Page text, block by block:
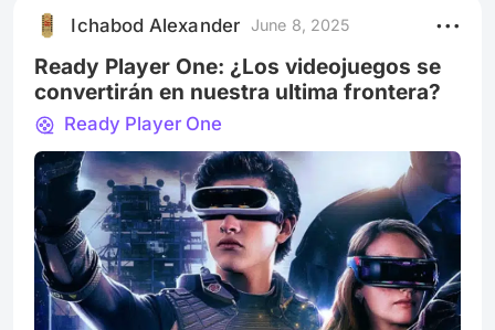
Cradle). Cuando los dinosaurios retomaron la
tierra: Jurassic World, el parque de a
Ichabod Alexander June 8, 2025
Ready Player One: ¿Los videojuegos se
convertirán en nuestra ultima frontera?
Ready Player One